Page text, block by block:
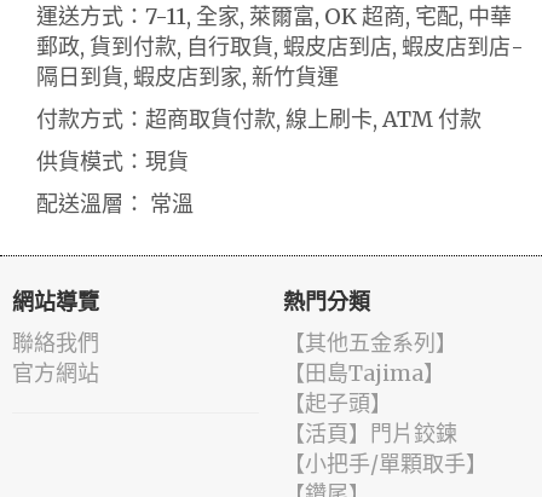
運送方式：7-11, 全家, 萊爾富, OK 超商, 宅配, 中華
郵政, 貨到付款, 自行取貨, 蝦皮店到店, 蝦皮店到店-
隔日到貨, 蝦皮店到家, 新竹貨運
付款方式：超商取貨付款, 線上刷卡, ATM 付款
供貨模式：現貨
配送溫層： 常溫
網站導覽
聯絡我們
官方網站
熱門分類
【其他五金系列】
【田島Tajima】
【起子頭】
【活頁】門片鉸鍊
【小把手/單顆取手】